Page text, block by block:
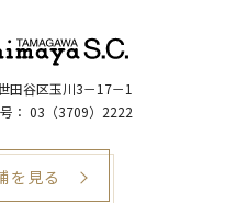
田谷区玉川3－17－1
： 03（3709）2222
を見る